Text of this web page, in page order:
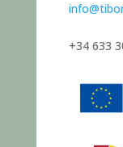
+34 633